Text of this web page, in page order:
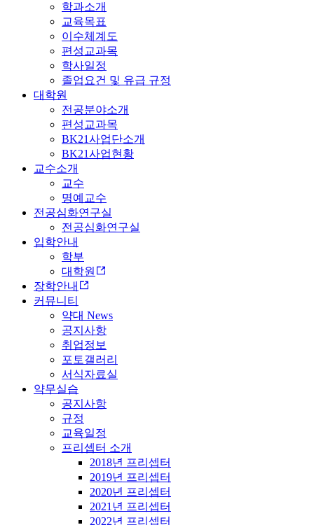
학과소개
교육목표
이수체계도
편성교과목
학사일정
졸업요건 및 유급 규정
대학원
전공분야소개
편성교과목
BK21사업단소개
BK21사업현황
교수소개
교수
명예교수
전공심화연구실
전공심화연구실
입학안내
학부
대학원
장학안내
커뮤니티
약대 News
공지사항
취업정보
포토갤러리
서식자료실
약무실습
공지사항
규정
교육일정
프리셉터 소개
2018년 프리셉터
2019년 프리셉터
2020년 프리셉터
2021년 프리셉터
2022년 프리셉터